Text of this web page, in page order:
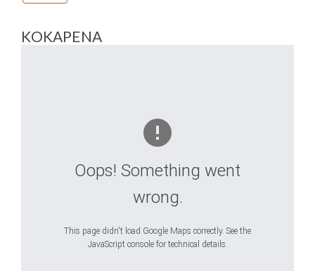
KOKAPENA
Oops! Something went
wrong.
This page didn't load Google Maps correctly. See the
JavaScript console for technical details.